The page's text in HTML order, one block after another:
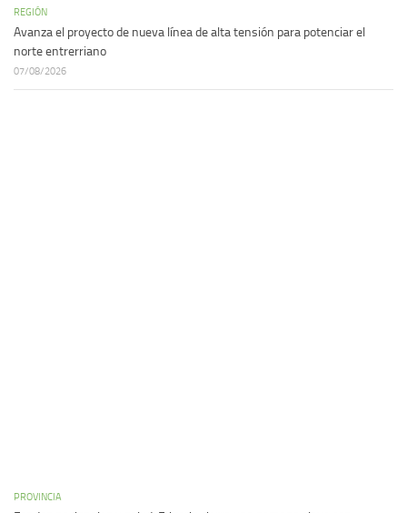
REGIÓN
Avanza el proyecto de nueva línea de alta tensión para potenciar el
norte entrerriano
07/08/2026
PROVINCIA